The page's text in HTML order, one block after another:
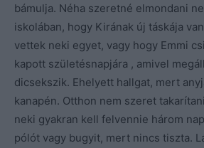
bámulja. Néha szeretné elmondani
iskolában, hogy Kirának új táskája
vettek neki egyet, vagy hogy Emmi
kapott születésnapjára , amivel
dicsekszik. Ehelyett hallgat, mert
kanapén. Otthon nem szeret
neki gyakran kell felvennie három
pólót vagy bugyit, mert nincs tiszta.